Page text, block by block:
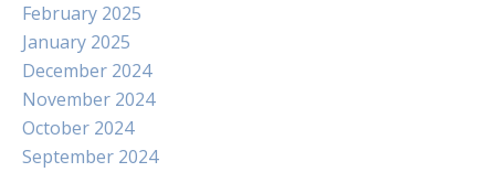
February 2025
January 2025
December 2024
November 2024
October 2024
September 2024